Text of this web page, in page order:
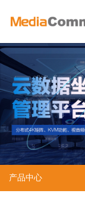
产品中心